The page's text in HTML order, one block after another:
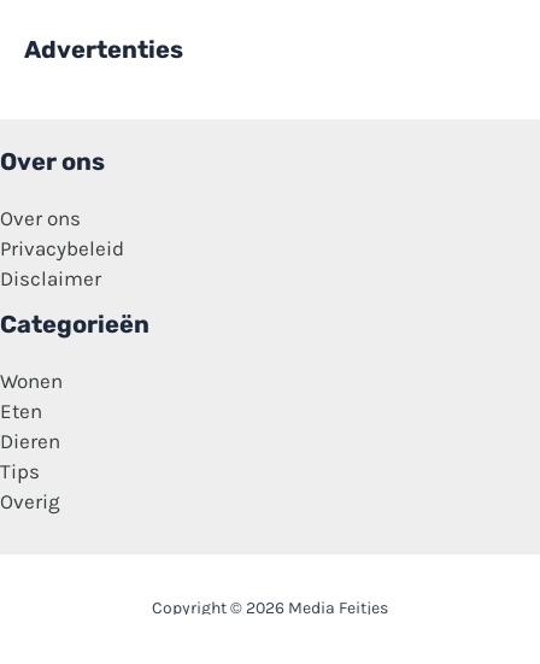
Advertenties
Over ons
Over ons
Privacybeleid
Disclaimer
Categorieën
Wonen
Eten
Dieren
Tips
Overig
Copyright © 2026 Media Feitjes